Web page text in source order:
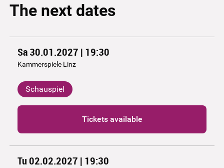
The next dates
Sa 30.01.2027 | 19:30
Kammerspiele Linz
Schauspiel
Tickets available
Tu 02.02.2027 | 19:30